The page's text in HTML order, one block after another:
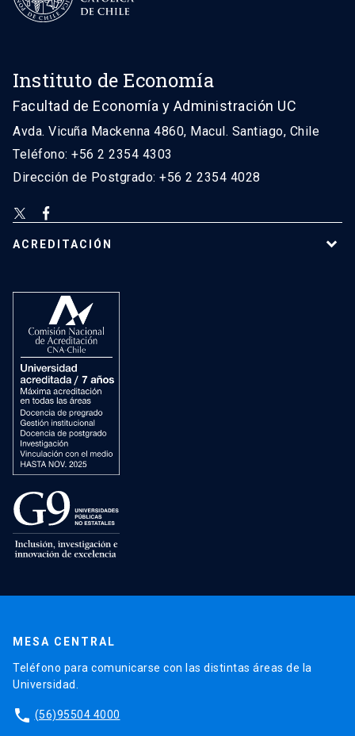
Instituto de Economía
Facultad de Economía y Administración UC
Avda. Vicuña Mackenna 4860, Macul. Santiago, Chile
Teléfono: +56 2 2354 4303
Dirección de Postgrado: +56 2 2354 4028
ACREDITACIÓN
MESA CENTRAL
Teléfono para comunicarse con las distintas áreas de la
Universidad.
phone (56)95504 4000